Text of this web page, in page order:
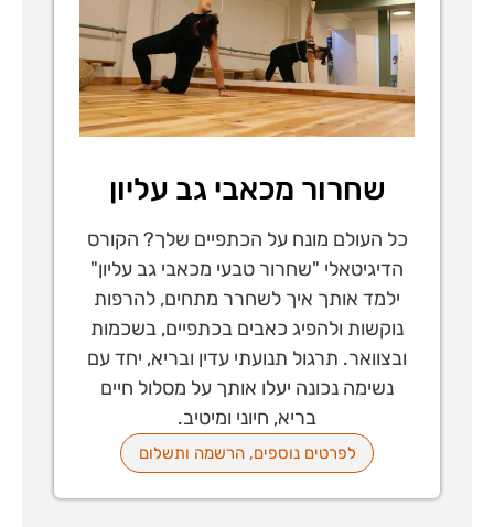
שחרור מכאבי גב עליון
כל העולם מונח על הכתפיים שלך? הקורס
הדיגיטאלי "שחרור טבעי מכאבי גב עליון"
ילמד אותך איך לשחרר מתחים, להרפות
נוקשות ולהפיג כאבים בכתפיים, בשכמות
ובצוואר. תרגול תנועתי עדין ובריא, יחד עם
נשימה נכונה יעלו אותך על מסלול חיים
בריא, חיוני ומיטיב.
לפרטים נוספים, הרשמה ותשלום